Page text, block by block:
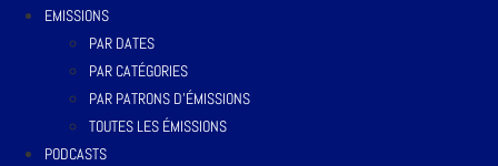
EMISSIONS
PAR DATES
PAR CATÉGORIES
PAR PATRONS D’ÉMISSIONS
TOUTES LES ÉMISSIONS
PODCASTS